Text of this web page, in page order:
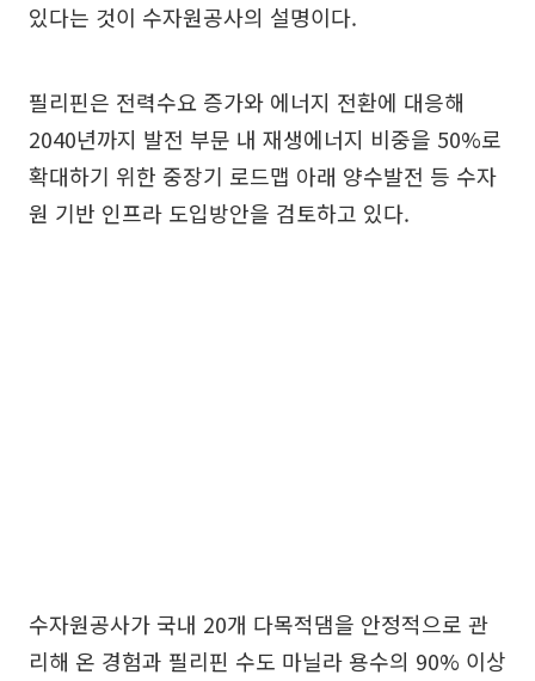
있다는 것이 수자원공사의 설명이다.
필리핀은 전력수요 증가와 에너지 전환에 대응해
2040년까지 발전 부문 내 재생에너지 비중을 50%로
확대하기 위한 중장기 로드맵 아래 양수발전 등 수자
원 기반 인프라 도입방안을 검토하고 있다.
수자원공사가 국내 20개 다목적댐을 안정적으로 관
리해 온 경험과 필리핀 수도 마닐라 용수의 90% 이상